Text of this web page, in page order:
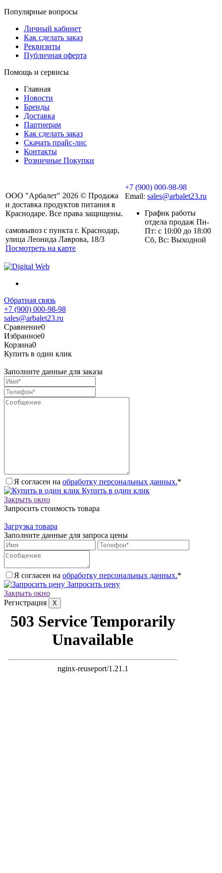
Популярные вопросы
Личный кабинет
Как сделать заказ
Реквизиты
Публичная оферта
Помощь и сервисы
Главная
Новости
Бренды
Доставка
Партнерам
Как сделать заказ
Скачать прайс-лис
Контакты
Розничные Покупки
ООО "Арбалет" 2026 © Продажа
и доставка продуктов питания в
Краснодаре. Все права защищены.
самовывоз с пункта г. Краснодар,
улица Леонида Лаврова, 18/3
Посмотреть на карте
+7 (900) 000-98-98
Email: sales@arbalet23.ru
График работы
отдела продаж Пн-
Пт: с 10:00 до 18:00
Сб, Вс: Выходной
Обратная связь
+7 (900) 000-98-98
sales@arbalet23.ru
Сравнение0
Избранное0
Корзина0
Купить в один клик
Заполните данные для заказа
Я согласен на обработку персональных данных.*
Купить в один клик
Закрыть окно
Запросить стоимость товара
Загрузка товара
Заполните данные для запроса цены
Я согласен на обработку персональных данных.*
Запросить цену
Закрыть окно
Регистрация
X